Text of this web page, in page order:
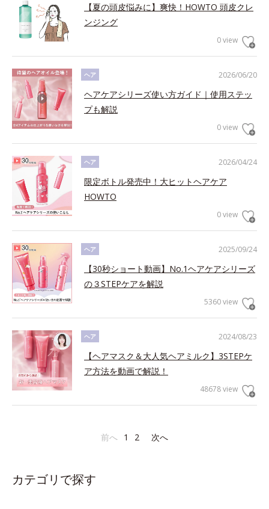
【夏の頭皮悩みに】爽快！HOWTO 頭皮クレ
ンジング
0 view
2026/06/20
ヘア
ヘアケアシリーズ使い方ガイド｜使用ステッ
プも解説
0 view
2026/04/24
ヘア
限定ボトル発売中！大ヒットヘアケア
HOWTO
0 view
2025/09/24
ヘア
【30秒ショート動画】No.1ヘアケアシリーズ
の３STEPケアを解説
5360 view
2024/08/23
ヘア
【ヘアマスク＆大人気ヘアミルク】3STEPケ
ア方法を動画で解説！
48678 view
前へ 1 2 次へ
カテゴリで探す